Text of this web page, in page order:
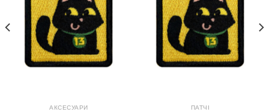
АКСЕСУАРИ ПАТЧІ